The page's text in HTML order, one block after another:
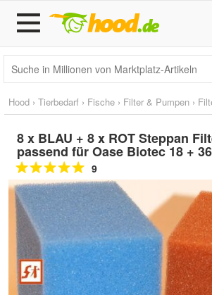
Hood › Tierbedarf › Fische › Filter & Pumpen ›
8 x BLAU + 8 x ROT Steppan
passend für Oase Biotec 18 + 36
9